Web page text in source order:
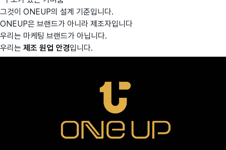
그것이 ONEUP의 설계 기준입니다.
ONEUP은 브랜드가 아니라 제조자입니다
우리는 마케팅 브랜드가 아닙니다.
우리는 제조 원업 안경입니다.